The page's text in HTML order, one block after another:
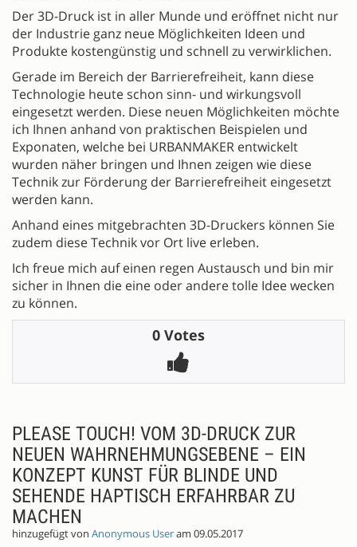
Der 3D-Druck ist in aller Munde und eröffnet nicht nur
der Industrie ganz neue Möglichkeiten Ideen und
Produkte kostengünstig und schnell zu verwirklichen.
Gerade im Bereich der Barrierefreiheit, kann diese
Technologie heute schon sinn- und wirkungsvoll
eingesetzt werden. Diese neuen Möglichkeiten möchte
ich Ihnen anhand von praktischen Beispielen und
Exponaten, welche bei URBANMAKER entwickelt
wurden näher bringen und Ihnen zeigen wie diese
Technik zur Förderung der Barrierefreiheit eingesetzt
werden kann.
Anhand eines mitgebrachten 3D-Druckers können Sie
zudem diese Technik vor Ort live erleben.
Ich freue mich auf einen regen Austausch und bin mir
sicher in Ihnen die eine oder andere tolle Idee wecken
zu können.
0 Votes
PLEASE TOUCH! VOM 3D-DRUCK ZUR
NEUEN WAHRNEHMUNGSEBENE – EIN
KONZEPT KUNST FÜR BLINDE UND
SEHENDE HAPTISCH ERFAHRBAR ZU
MACHEN
hinzugefügt von Anonymous Useram 09.05.2017